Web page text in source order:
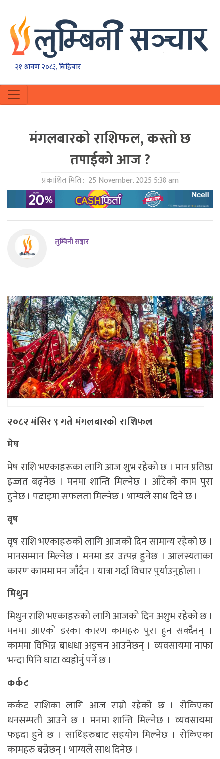
२१ श्रावण २०८३, बिहिबार
मंगलबारको राशिफल, कस्तो छ
तपाईको आज ?
प्रकाशित मिति : 25 November, 2025 5:38 am
लुम्बिनी सञ्चार
२०८२ मंसिर ९ गते मंगलबारको राशिफल
मेष
मेष राशि भएकाहरूका लागि आज शुभ रहेको छ । मान प्रतिष्ठा
इज्जत बढ्नेछ । मनमा शान्ति मिल्नेछ । आँटेको काम पुरा
हुनेछ । पढाइमा सफलता मिल्नेछ । भाग्यले साथ दिने छ ।
वृष
वृष राशि भएकाहरुको लागि आजको दिन सामान्य रहेको छ ।
मानसम्मान मिल्नेछ । मनमा डर उत्पन्न हुनेछ । आलस्यताका
कारण काममा मन जाँदैन । यात्रा गर्दा विचार पुर्याउनुहोला ।
मिथुन
मिथुन राशि भएकाहरुको लागि आजको दिन अशुभ रहेको छ ।
मनमा आएको डरका कारण कामहरु पुरा हुन सक्दैनन् ।
काममा विभिन्न बाधधा अड्चन आउनेछन् । व्यवसायमा नाफा
भन्दा पिनि घाटा व्यहोर्नु पर्ने छ ।
कर्कट
कर्कट राशिका लागि आज राम्रो रहेको छ । रोकिएका
धनसम्पती आउने छ । मनमा शान्ति मिल्नेछ । व्यवसायमा
फइदा हुने छ । साथिहरुबाट सहयोग मिल्नेछ । रोकिएका
कामहरु बन्नेछन् । भाग्यले साथ दिनेछ ।